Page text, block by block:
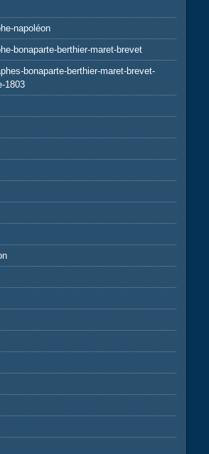
napoléon
bonaparte-berthier-maret-brevet
bonaparte-berthier-maret-brevet-
1803